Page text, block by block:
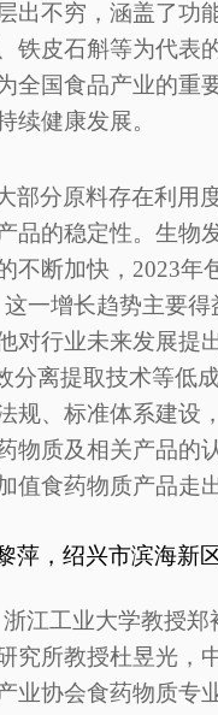
出不穷，涵盖了功
铁皮石斛等为代表
全国食品产业的重
续健康发展。
部分原料存在利用
的稳定性。生物
不断加快， 2023年
一增长趋势主要
对行业未来发展提
分离提取技术等低
规、标准体系建设
物质及相关产品的
值食药物质产品走
萍 ， 绍兴市滨海新
江工业大学教授
究所教授杜昱光，
业协会食药物质专